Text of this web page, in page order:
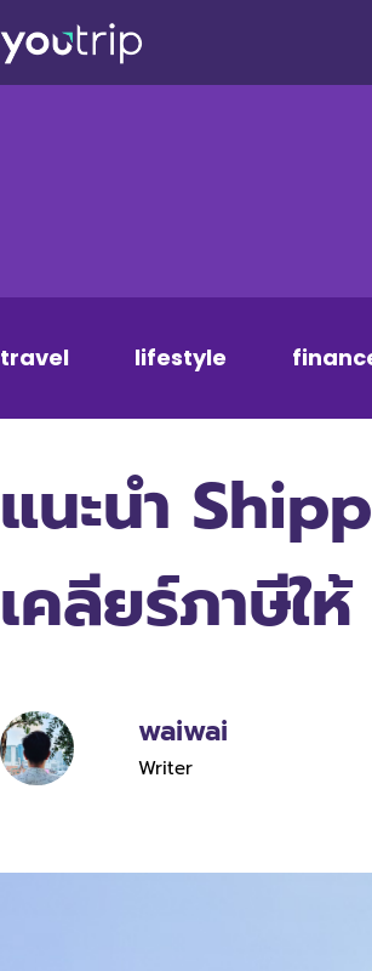
travel lifestyle
แนะนำ
เคลียร์ภาษีให้
waiwai
Writer